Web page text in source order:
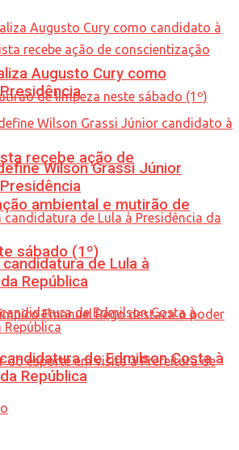
recebe ação de
ambiental e mutirão de
sábado (1º)
Augusto Cury como
Wilson Grassi Júnior
de Lula à
República
de Edmilson Costa à
República